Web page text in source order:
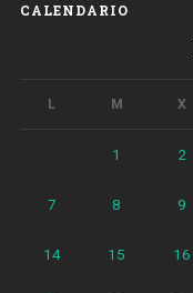
CALENDARIO
L M X
1 2
7 8 9
14 15 16